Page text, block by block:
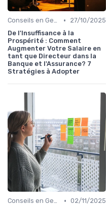
Conseils en Gestion de Patrimoine •
27/10/2025
De l'Insuffisance à la
Prospérité : Comment
Augmenter Votre Salaire en
tant que Directeur dans la
Banque et l'Assurance? 7
Stratégies à Adopter
Conseils en Gestion de Patrimoine • 02/11/2025